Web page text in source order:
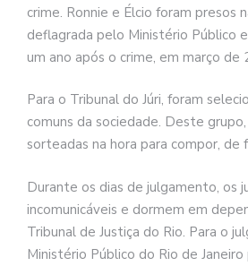
crime. Ronnie e Élcio foram presos
deflagrada pelo Ministério Público
um ano após o crime, em março de
Para o Tribunal do Júri, foram
comuns da sociedade. Deste
sorteadas na hora para compor, de
Durante os dias de julgamento, os
incomunicáveis e dormem em
Tribunal de Justiça do Rio. Para o
Ministério Público do Rio de